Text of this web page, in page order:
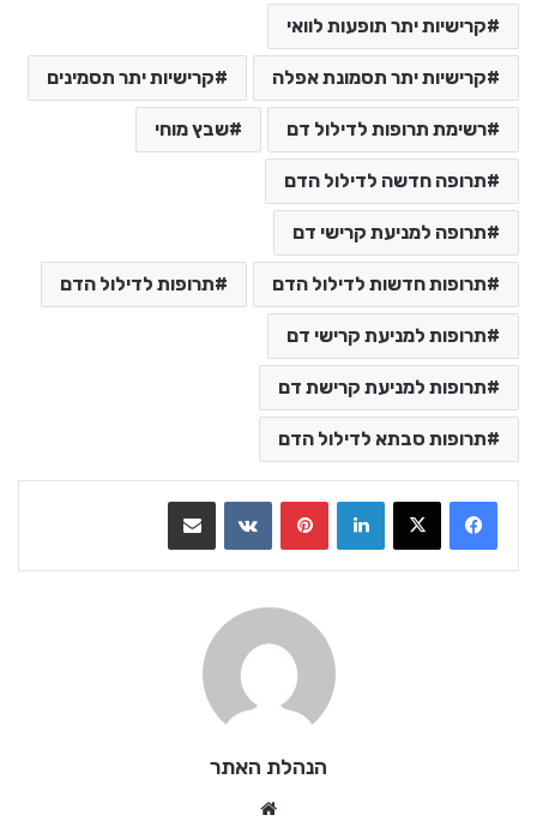
קרישיות יתר תופעות לוואי
קרישיות יתר תסמונת אפלה קרישיות יתר תסמינים
רשימת תרופות לדילול דם שבץ מוחי
תרופה חדשה לדילול הדם
תרופה למניעת קרישי דם
תרופות חדשות לדילול הדם תרופות לדילול הדם
תרופות למניעת קרישי דם
תרופות למניעת קרישת דם
תרופות סבתא לדילול הדם
LinkedIn
VKontakte
הנהלת האתר